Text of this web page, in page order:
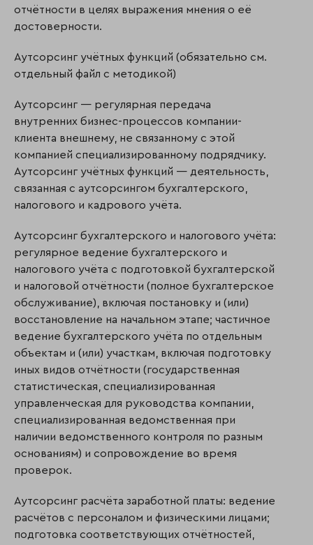
отчётности в целях выражения мнения о её
достоверности.
Аутсорсинг учётных функций (обязательно см.
отдельный файл с методикой)
Аутсорсинг — регулярная передача
внутренних бизнес-процессов компании-
клиента внешнему, не связанному с этой
компанией специализированному подрядчику.
Аутсорсинг учётных функций — деятельность,
связанная с аутсорсингом бухгалтерского,
налогового и кадрового учёта.
Аутсорсинг бухгалтерского и налогового учёта:
регулярное ведение бухгалтерского и
налогового учёта с подготовкой бухгалтерской
и налоговой отчётности (полное бухгалтерское
обслуживание), включая постановку и (или)
восстановление на начальном этапе; частичное
ведение бухгалтерского учёта по отдельным
объектам и (или) участкам, включая подготовку
иных видов отчётности (государственная
статистическая, специализированная
управленческая для руководства компании,
специализированная ведомственная при
наличии ведомственного контроля по разным
основаниям) и сопровождение во время
проверок.
Аутсорсинг расчёта заработной платы: ведение
расчётов с персоналом и физическими лицами;
подготовка соответствующих отчётностей,